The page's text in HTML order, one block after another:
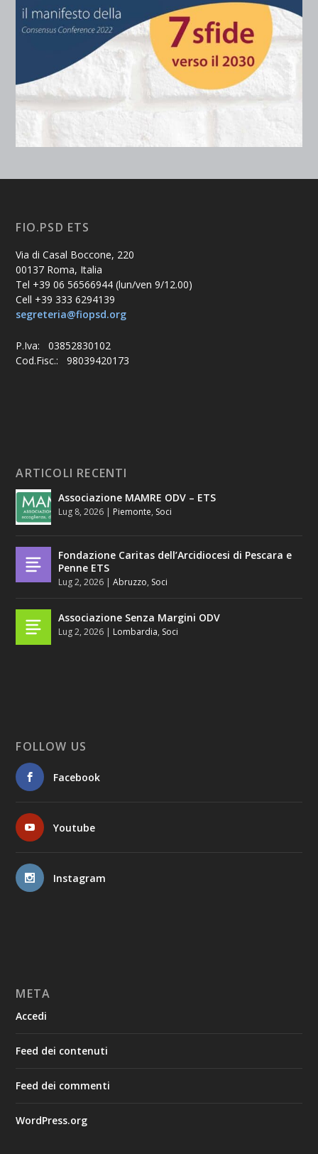
FIO.PSD ETS
Via di Casal Boccone, 220
00137 Roma, Italia
Tel +39 06 56566944 (lun/ven 9/12.00)
Cell +39 333 6294139
segreteria@fiopsd.org
P.Iva: 03852830102
Cod.Fisc.: 98039420173
ARTICOLI RECENTI
Associazione MAMRE ODV – ETS
Lug 8, 2026 | Piemonte, Soci
Fondazione Caritas dell’Arcidiocesi di Pescara e
Penne ETS
Lug 2, 2026 |Abruzzo, Soci
Associazione Senza Margini ODV
Lug 2, 2026 | Lombardia, Soci
FOLLOW US
Facebook
Youtube
Instagram
META
Accedi
Feed dei contenuti
Feed dei commenti
WordPress.org